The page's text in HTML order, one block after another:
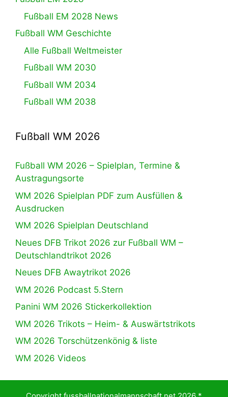
Fußball EM 2028 News
Fußball WM Geschichte
Alle Fußball Weltmeister
Fußball WM 2030
Fußball WM 2034
Fußball WM 2038
Fußball WM 2026
Fußball WM 2026 – Spielplan, Termine &
Austragungsorte
WM 2026 Spielplan PDF zum Ausfüllen &
Ausdrucken
WM 2026 Spielplan Deutschland
Neues DFB Trikot 2026 zur Fußball WM –
Deutschlandtrikot 2026
Neues DFB Awaytrikot 2026
WM 2026 Podcast 5.Stern
Panini WM 2026 Stickerkollektion
WM 2026 Trikots – Heim- & Auswärtstrikots
WM 2026 Torschützenkönig & liste
WM 2026 Videos